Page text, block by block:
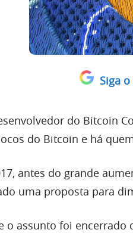
Siga
do Bitcoin
do Bitcoin e há
antes do grande
uma proposta para
o assunto foi encerrado